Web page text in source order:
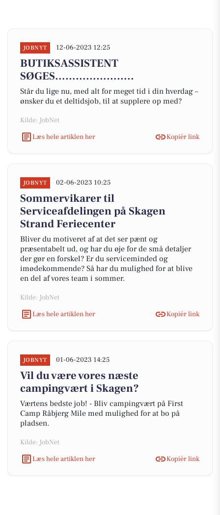
JOBNYT 12-06-2023 12:25
BUTIKSASSISTENT
SØGES…………………..
Står du lige nu, med alt for meget tid i din hverdag –
ønsker du et deltidsjob, til at supplere op med?
Kilde: JobNet
Læs hele artiklen her
Kopiér link
JOBNYT 02-06-2023 10:25
Sommervikarer til
Serviceafdelingen på Skagen
Strand Feriecenter
Bliver du motiveret af at det ser pænt og
præsentabelt ud, og har du øje for de små detaljer
der gør en forskel? Er du serviceminded og
imødekommende? Så har du mulighed for at blive
en del af vores team i sommer.
Kilde: JobNet
Læs hele artiklen her
Kopiér link
JOBNYT 01-06-2023 14:25
Vil du være vores næste
campingvært i Skagen?
Værtens bedste job! - Bliv campingvært på First
Camp Råbjerg Mile med mulighed for at bo på
pladsen.
Kilde: JobNet
Læs hele artiklen her
Kopiér link